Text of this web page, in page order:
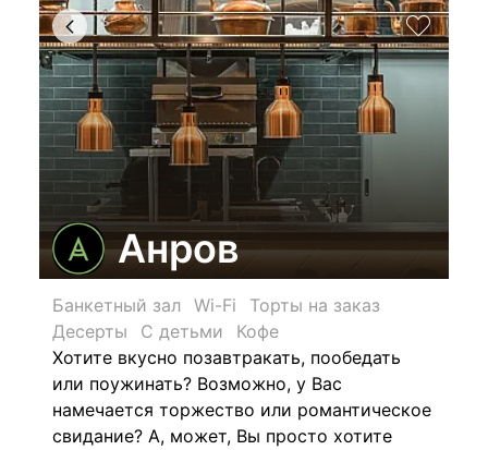
Анров
Банкетный зал Wi-Fi
Торты на заказ
Десерты
С детьми
Кофе
Хотите вкусно позавтракать, пообедать
или поужинать? Возможно, у Вас
намечается торжество или романтическое
свидание? А, может, Вы просто хотите